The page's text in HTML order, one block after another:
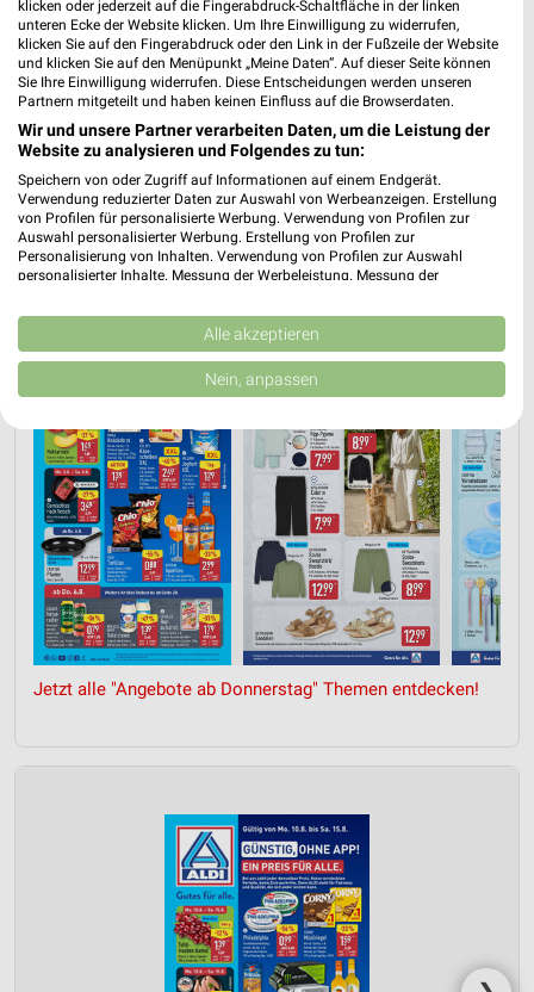
Gültig von 03. Aug. bis 08. Aug.
📅 Kalendereintrag erstellen
PROSPEKT BLÄTTERN
ANGEBOTE AB DONNERSTAG ANGEBOTE AB MONTAG
Jetzt alle "Angebote ab Donnerstag" Themen entdecken!
klicken oder jederzeit auf die Fingerabdruck-Schaltfläche in der linken
unteren Ecke der Website klicken. Um Ihre Einwilligung zu widerrufen,
klicken Sie auf den Fingerabdruck oder den Link in der Fußzeile der Website
und klicken Sie auf den Menüpunkt „Meine Daten“. Auf dieser Seite können
Sie Ihre Einwilligung widerrufen. Diese Entscheidungen werden unseren
Partnern mitgeteilt und haben keinen Einfluss auf die Browserdaten.
Wir und unsere Partner verarbeiten Daten, um die Leistung der
Website zu analysieren und Folgendes zu tun:
Speichern von oder Zugriff auf Informationen auf einem Endgerät.
Verwendung reduzierter Daten zur Auswahl von Werbeanzeigen. Erstellung
von Profilen für personalisierte Werbung. Verwendung von Profilen zur
Auswahl personalisierter Werbung. Erstellung von Profilen zur
Personalisierung von Inhalten. Verwendung von Profilen zur Auswahl
personalisierter Inhalte. Messung der Werbeleistung. Messung der
Kombinationen von Daten aus verschiedenen Quellen. Entwicklung und
Verbesserung der Angebote. Verwendung reduzierter Daten zur Auswahl
von Inhalten.
Daten können außerhalb der Europäischen Union weitergegeben und in die
USA gesendet werden.
Website/App.
Partnerliste anzeigen (1 IAB-Anbieter)
Wir nutzen Ihre Daten für folgende Zwecke:
IAB-Verarbeitungszwecke:
Speichern von oder Zugriff auf Informationen
auf einem Endgerät
Verwendung reduzierter Daten zur Auswahl von
Werbeanzeigen
Erstellung von Profilen für personalisierte
Erstellung von Profilen zur Personalisierung
Verwendung von Profilen zur Auswahl
personalisierter Inhalte
Messung der Werbeleistung
Alle akzeptieren
Nein, anpassen